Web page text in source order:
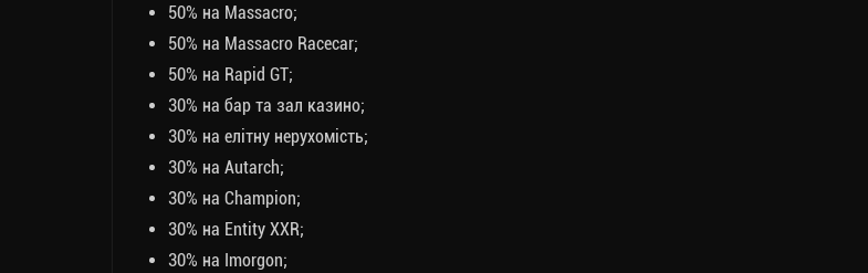
50% на Massacro;
50% на Massacro Racecar;
50% на Rapid GT;
30% на бар та зал казино;
30% на елітну нерухомість;
30% на Autarch;
30% на Champion;
30% на Entity XXR;
30% на Imorgon;